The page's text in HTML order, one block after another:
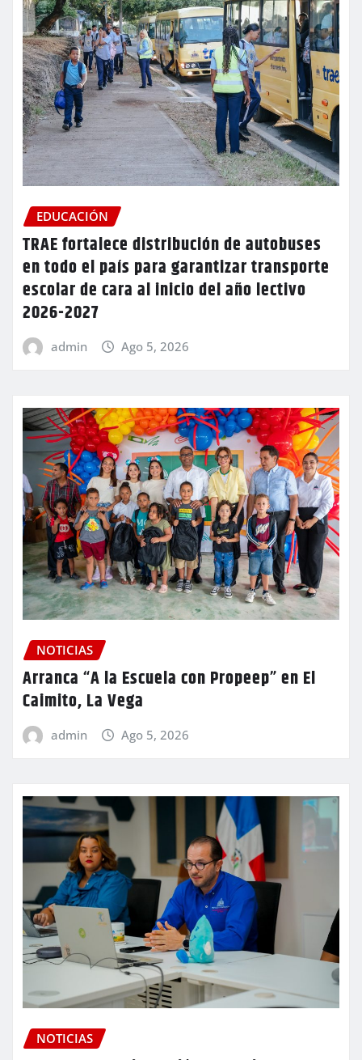
EDUCACIÓN
TRAE fortalece distribución de autobuses
en todo el país para garantizar transporte
escolar de cara al inicio del año lectivo
2026-2027
admin Ago 5, 2026
NOTICIAS
Arranca “A la Escuela con Propeep” en El
Caimito, La Vega
admin Ago 5, 2026
NOTICIAS